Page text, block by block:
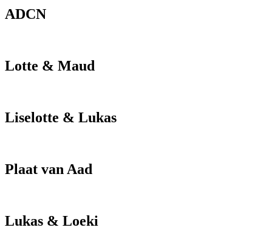
ADCN
Lotte & Maud
Liselotte & Lukas
Plaat van Aad
Lukas & Loeki